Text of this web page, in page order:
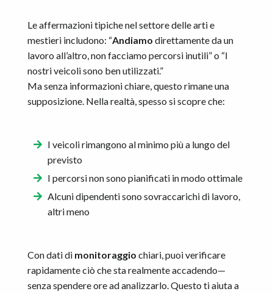
Le affermazioni tipiche nel settore delle arti e
mestieri includono: “Andiamo direttamente da un
lavoro all’altro, non facciamo percorsi inutili” o “I
nostri veicoli sono ben utilizzati.”
Ma senza informazioni chiare, questo rimane una
supposizione. Nella realtà, spesso si scopre che:
I veicoli rimangono al minimo più a lungo del
previsto
I percorsi non sono pianificati in modo ottimale
Alcuni dipendenti sono sovraccarichi di lavoro,
altri meno
Con dati di monitoraggio chiari, puoi verificare
rapidamente ciò che sta realmente accadendo—
senza spendere ore ad analizzarlo. Questo ti aiuta a